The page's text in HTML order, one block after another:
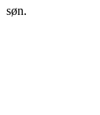
søn.